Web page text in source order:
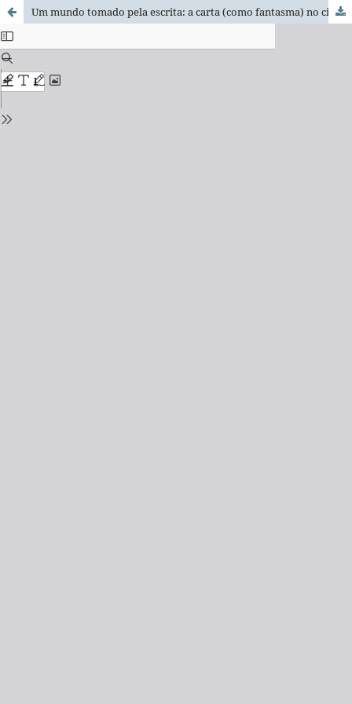
Um mundo tomado pela escrita: a carta (como fantasma) no cinema